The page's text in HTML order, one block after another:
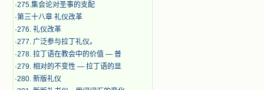
·275.集会论对圣事的支配
·第三十八章 礼仪改革
·276. 礼仪改革
·277. 广泛参与拉丁礼仪。
·278. 拉丁语在教会中的价值 — 普
·279. 相对的不变性 — 拉丁语的显
·280. 新版礼仪